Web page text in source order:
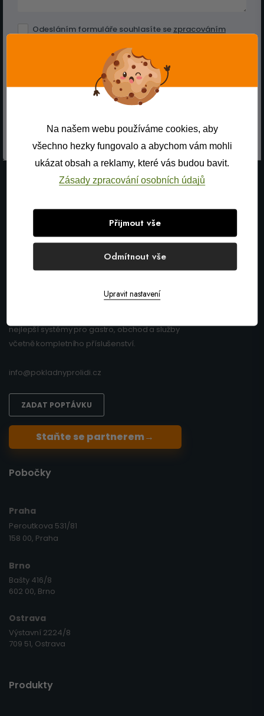
Odesláním formuláře souhlasíte se zpracováním
ODESLAT FORMULÁŘ
Široká nabídka pokladních systémů a
nejlepší systémy pro gastro, obchod a služby
včetně kompletního příslušenství.
info@pokladnyprolidi.cz
ZADAT POPTÁVKU
Staňte se partnerem→
Pobočky
Praha
Peroutkova 531/81
158 00, Praha
Brno
Bašty 416/8
602 00, Brno
Ostrava
Výstavní 2224/8
709 51, Ostrava
Produkty
Na našem webu používáme cookies, aby
všechno hezky fungovalo a abychom vám mohli
ukázat obsah a reklamy, které vás budou bavit.
Zásady zpracování osobních údajů
Přijmout vše
Odmítnout vše
Upravit nastavení